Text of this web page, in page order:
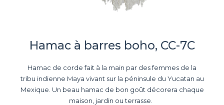
Hamac à barres boho, CC-7C
Hamac de corde fait à la main par des femmes de la
tribu indienne Maya vivant sur la péninsule du Yucatan au
Mexique. Un beau hamac de bon goût décorera chaque
maison, jardin ou terrasse.